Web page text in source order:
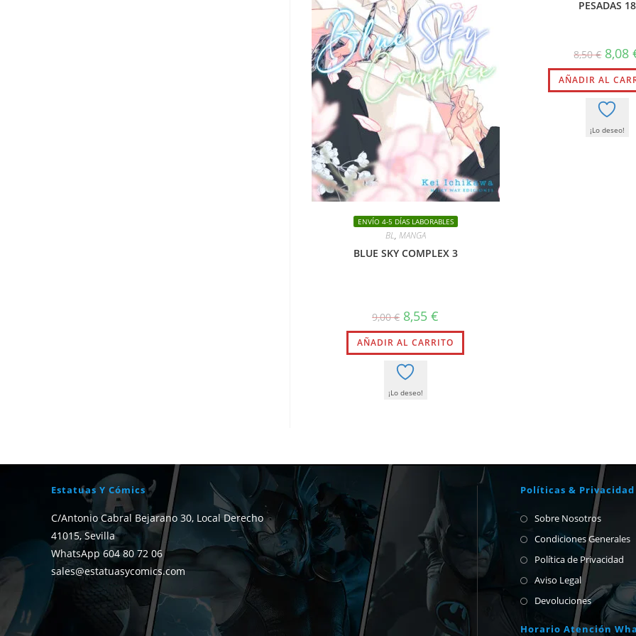
ENVÍO 4-5 DÍAS LABORABLES
BL, MANGA
BLUE SKY COMPLEX 3
9,00€ El
precio
original
era:
9,00 €.
8,55€
actual
es:
8,55 €.
AÑADIR AL CARRITO
¡Lo deseo!
PESADAS 18
8,50€ El
precio
era:
8,50 €.
8,08
AÑADIR AL
¡Lo deseo!
Estatuas Y Cómics
C/Antonio Cabral Bejarano 30, Local Derecho
41015, Sevilla
WhatsApp 604 80 72 06
sales@estatuasycomics.com
Políticas & Privacidad
Sobre Nosotros
Condiciones Generales
Política de Privacidad
Aviso Legal
Devoluciones
Horario Atención